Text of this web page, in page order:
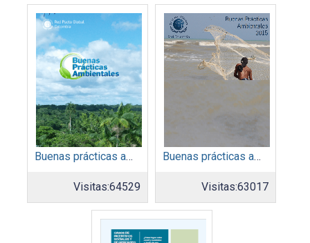
Buenas prácticas ambientales 2014
Visitas:64529
Buenas prácticas ambientales 2015
Visitas:63017